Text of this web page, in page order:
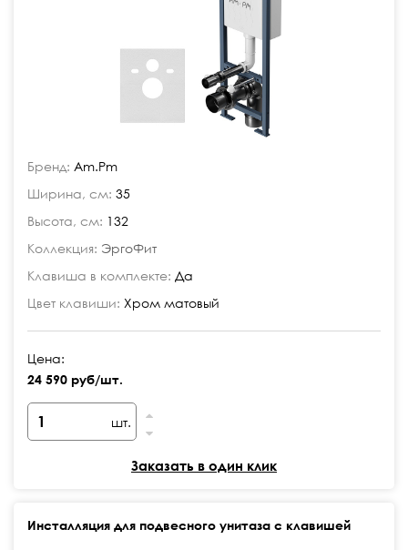
Бренд: Am.Pm
Ширина, см: 35
Высота, см: 132
Коллекция: ЭргоФит
Клавиша в комплекте: Да
Цвет клавиши: Хром матовый
Цена:
24 590 руб/шт.
шт.
Заказать в один клик
Инсталляция для подвесного унитаза с клавишей